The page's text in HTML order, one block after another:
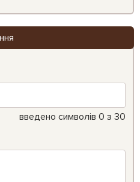
введено символів 0 з 30